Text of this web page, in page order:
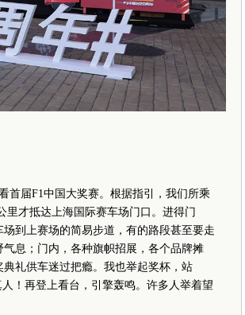
届F1中国大奖赛。根据指引，我们所乘
里才抵达上海国际赛车场门口。进得门
到上赛场的简易步道，有的路段甚至要走
息；门内，各种旗帜招展，各个品牌摊
礼供车迷过把瘾。我也举起奖杯，站
！再登上看台，引擎轰鸣。许多人举着望